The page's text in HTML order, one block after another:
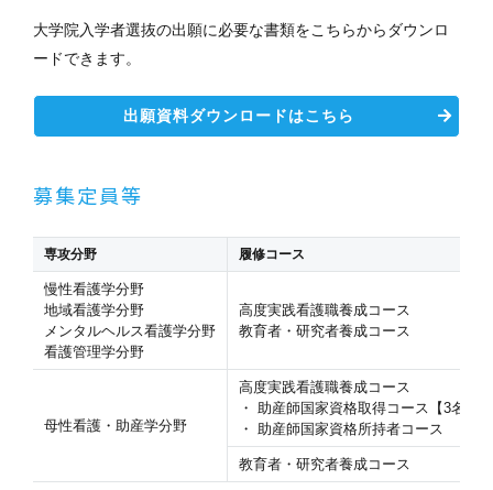
大学院入学者選抜の出願に必要な書類をこちらからダウンロ
ードできます。
出願資料ダウンロードはこちら
募集定員等
専攻分野 履修コース
慢性看護学分野
地域看護学分野
メンタルヘルス看護学分野
看護管理学分野
高度実践看護職養成コース
教育者・研究者養成コース
母性看護・助産学分野
高度実践看護職養成コース
・ 助産師国家資格取得コース【3名限
・ 助産師国家資格所持者コース
教育者・研究者養成コース